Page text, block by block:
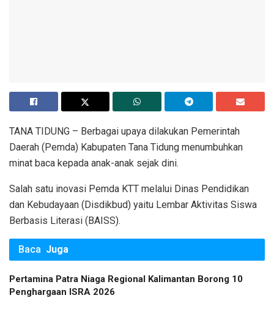
TANA TIDUNG – Berbagai upaya dilakukan Pemerintah
Daerah (Pemda) Kabupaten Tana Tidung menumbuhkan
minat baca kepada anak-anak sejak dini.
Salah satu inovasi Pemda KTT melalui Dinas Pendidikan
dan Kebudayaan (Disdikbud) yaitu Lembar Aktivitas Siswa
Berbasis Literasi (BAISS).
Baca Juga
Pertamina Patra Niaga Regional Kalimantan Borong 10
Penghargaan ISRA 2026